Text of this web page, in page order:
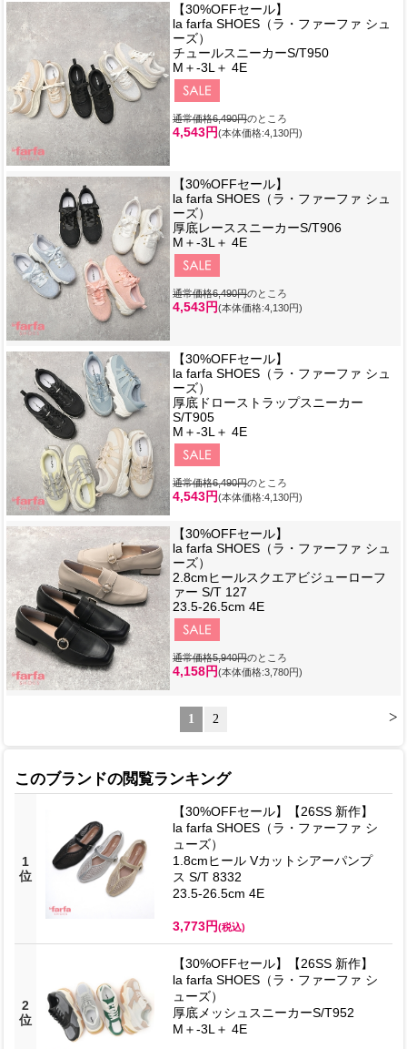
【30%OFFセール】
la farfa SHOES（ラ・ファーファ シュ
ーズ）
チュールスニーカーS/T950
M＋-3L＋ 4E
通常価格6,490円のところ
4,543円(本体価格:4,130円)
【30%OFFセール】
la farfa SHOES（ラ・ファーファ シュ
ーズ）
厚底レーススニーカーS/T906
M＋-3L＋ 4E
通常価格6,490円のところ
4,543円(本体価格:4,130円)
【30%OFFセール】
la farfa SHOES（ラ・ファーファ シュ
ーズ）
厚底ドローストラップスニーカー
S/T905
M＋-3L＋ 4E
通常価格6,490円のところ
4,543円(本体価格:4,130円)
【30%OFFセール】
la farfa SHOES（ラ・ファーファ シュ
ーズ）
2.8cmヒールスクエアビジューローフ
ァー S/T 127
23.5-26.5cm 4E
通常価格5,940円のところ
4,158円(本体価格:3,780円)
>
1 2
このブランドの閲覧ランキング
1
位
【30%OFFセール】【26SS 新作】
la farfa SHOES（ラ・ファーファ シ
ューズ）
1.8cmヒール Vカットシアーパンプ
ス S/T 8332
23.5-26.5cm 4E
3,773円(税込)
2
位
【30%OFFセール】【26SS 新作】
la farfa SHOES（ラ・ファーファ シ
ューズ）
厚底メッシュスニーカーS/T952
M＋-3L＋ 4E